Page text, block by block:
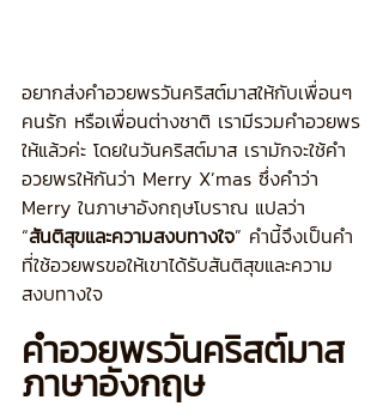
อยากส่งคำอวยพรวันคริสต์มาสให้กับเพื่อนๆ
คนรัก หรือเพื่อนต่างชาติ เรามีรวมคำอวยพร
ให้แล้วค่ะ โดยในวันคริสต์มาส เรามักจะใช้คำ
อวยพรให้กันว่า Merry X’mas ซึ่งคำว่า
Merry ในภาษาอังกฤษโบราณ แปลว่า
“สันติสุขและความสงบทางใจ” คำนี้จึงเป็นคำ
ที่ใช้อวยพรขอให้เขาได้รับสันติสุขและความ
สงบทางใจ
คำอวยพรวันคริสต์มาส
ภาษาอังกฤษ